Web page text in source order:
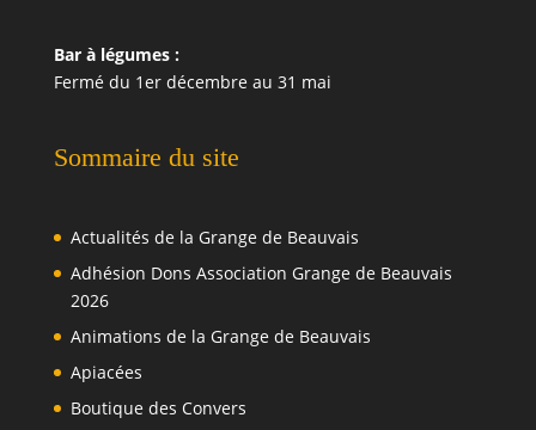
Bar à légumes :
Fermé du 1er décembre au 31 mai
Sommaire du site
Actualités de la Grange de Beauvais
Adhésion Dons Association Grange de Beauvais
2026
Animations de la Grange de Beauvais
Apiacées
Boutique des Convers